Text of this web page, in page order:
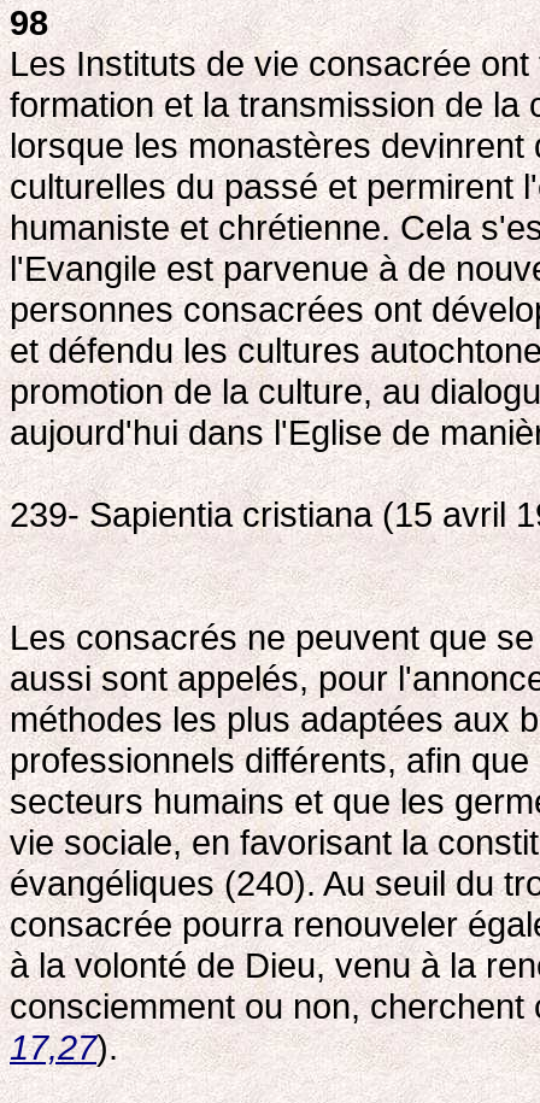
98
Les Instituts de vie consacrée
formation et la transmission de
lorsque les monastères
culturelles du passé et permirent
humaniste et chrétienne. Cela
l'Evangile est parvenue à de
personnes consacrées ont
et défendu les cultures
promotion de la culture, au
aujourd'hui dans l'Eglise de
239- Sapientia cristiana (15 avril
Les consacrés ne peuvent que
aussi sont appelés, pour
méthodes les plus adaptées aux
professionnels différents, afin
secteurs humains et que les
vie sociale, en favorisant la
évangéliques (240). Au seuil du
consacrée pourra renouveler
à la volonté de Dieu, venu à la
consciemment ou non,
17,27).